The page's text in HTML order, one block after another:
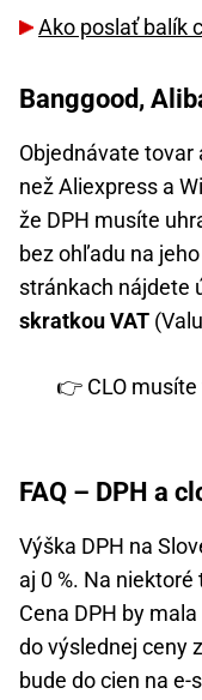
Ako poslať balík
Banggood,
Objednávate tovar
než Aliexpress a
že DPH musíte
bez ohľadu na
stránkach nájdete
skratkou VAT
👉 CLO
FAQ – DPH a
Výška DPH na
aj 0 %. Na
Cena DPH by
do výslednej ceny
bude do cien na